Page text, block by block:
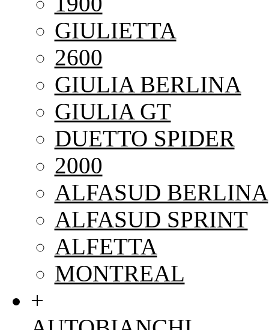
GIULIETTA
2600
GIULIA BERLINA
GIULIA GT
DUETTO SPIDER
2000
ALFASUD BERLINA
ALFASUD SPRINT
ALFETTA
MONTREAL
+